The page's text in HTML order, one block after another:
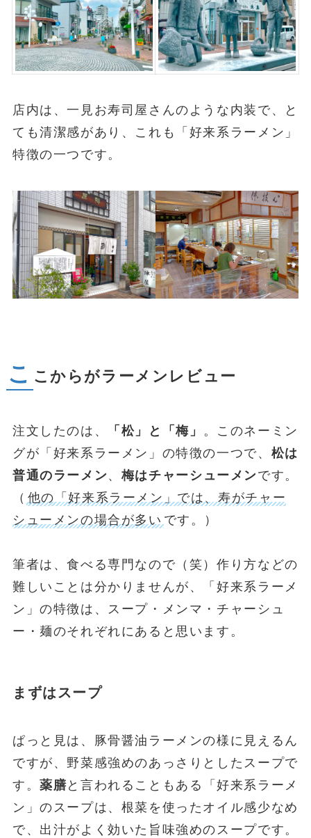
店内は、一見お寿司屋さんのような内装で、と
ても清潔感があり、これも「好来系ラーメン」
特徴の一つです。
こ こからがラーメンレビュー
注文したのは、 「松」と「梅」
。このネーミン
グが「好来系ラーメン」の特徴の一つで、 松は
普通のラーメン、 梅はチャーシューメンです。
（ 他の「好来系ラーメン」では、寿がチャー
シューメンの場合が多い です。）
筆者は、食べる専門なので（笑）作り方などの
難しいことは分かりませんが、「好来系ラーメ
ン」の特徴は、スープ・メンマ・チャーシュ
ー・麺のそれぞれにあると思います。
まずはスープ
ぱっと見は、豚骨醤油ラーメンの様に見えるん
ですが、野菜感強めのあっさりとしたスープで
す。薬膳と言われることもある「好来系ラーメ
ン」のスープは、根菜を使ったオイル感少なめ
で、出汁がよく効いた旨味強めのスープです。